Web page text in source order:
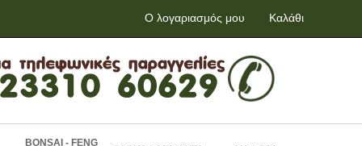
Ο λογαριασμός μου Καλάθι
BONSAI - FENG